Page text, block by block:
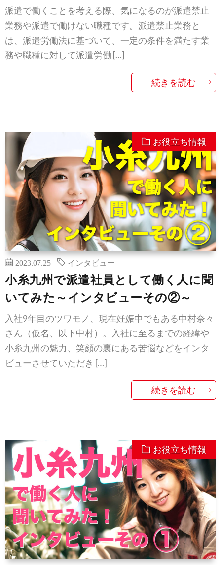
派遣で働くことを考える際、気になるのが派遣禁止
業務や派遣で働けない職種です。派遣禁止業務と
は、派遣労働法に基づいて、一定の条件を満たす業
務や職種に対して派遣労働 […]
続きを読む
お役立ち情報
2023.07.25 インタビュー
小糸九州で派遣社員として働く人に聞
いてみた～インタビューその②～
入社9年目のツワモノ、現在妊娠中でもある中村奈々
さん（仮名、以下中村）。入社に至るまでの経緯や
小糸九州の魅力、笑顔の裏にある苦悩などをインタ
ビューさせていただき […]
続きを読む
お役立ち情報